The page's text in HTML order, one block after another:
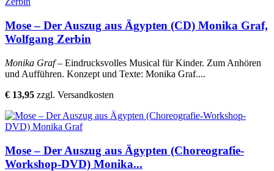
Mose – Der Auszug aus Ägypten (CD) Monika Graf,
Wolfgang Zerbin
Monika Graf– Eindrucksvolles Musical für Kinder. Zum Anhören
und Aufführen. Konzept und Texte: Monika Graf....
€ 13,95 zzgl. Versandkosten
Mose – Der Auszug aus Ägypten (Choreografie-
Workshop-DVD) Monika...